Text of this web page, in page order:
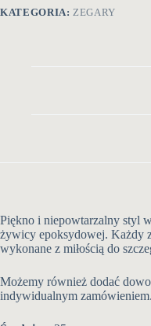
KATEGORIA:ZEGARY
Piękno i niepowtarzalny styl
żywicy epoksydowej. Każdy
wykonane z miłością do
Możemy również dodać
indywidualnym zamówieniem.